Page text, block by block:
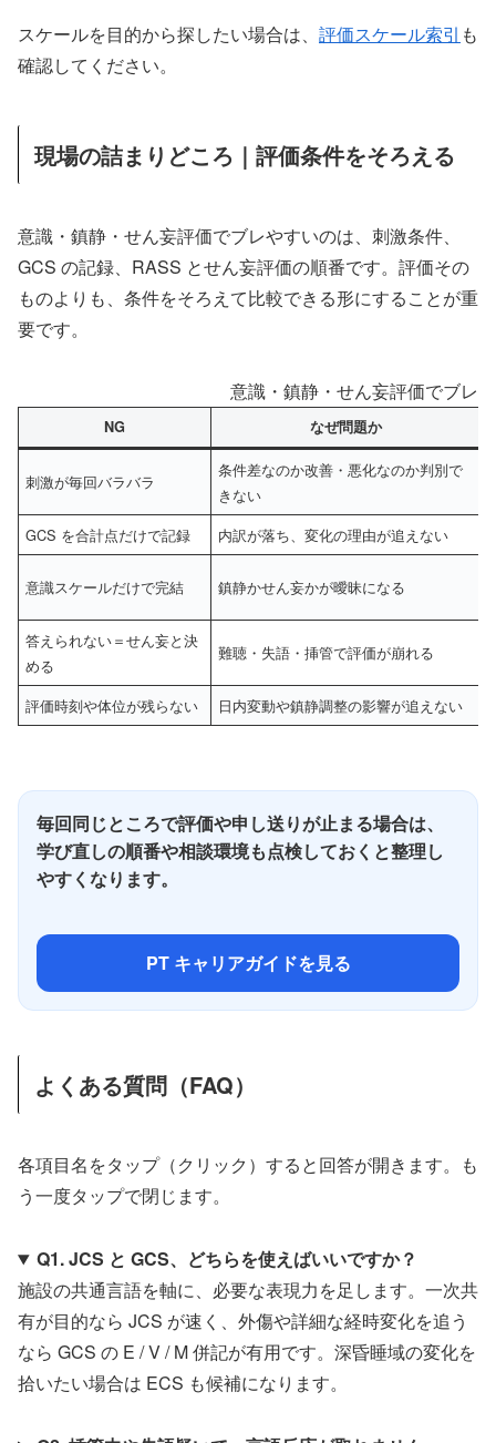
スケールを目的から探したい場合は、 評価スケール索引 も
確認してください。
現場の詰まりどころ｜評価条件をそろえる
意識・鎮静・せん妄評価でブレやすいのは、刺激条件、
GCS の記録、RASS とせん妄評価の順番です。評価その
ものよりも、条件をそろえて比較できる形にすることが重
要です。
意識・鎮静・せん妄評価でブレ
NG なぜ問題か
刺激が毎回バラバラ
条件差なのか改善・悪化なのか判別で
きない
GCS を合計点だけで記録 内訳が落ち、変化の理由が追えない
意識スケールだけで完結 鎮静かせん妄かが曖昧になる
答えられない＝せん妄と決
める
難聴・失語・挿管で評価が崩れる
評価時刻や体位が残らない 日内変動や鎮静調整の影響が追えない
毎回同じところで評価や申し送りが止まる場合は、
学び直しの順番や相談環境も点検しておくと整理し
やすくなります。
PT キャリアガイドを見る
よくある質問（FAQ）
各項目名をタップ（クリック）すると回答が開きます。も
う一度タップで閉じます。
Q1. JCS と GCS、どちらを使えばいいですか？
施設の共通言語を軸に、必要な表現力を足します。一次共
有が目的なら JCS が速く、外傷や詳細な経時変化を追う
なら GCS の E / V / M 併記が有用です。深昏睡域の変化を
拾いたい場合は ECS も候補になります。